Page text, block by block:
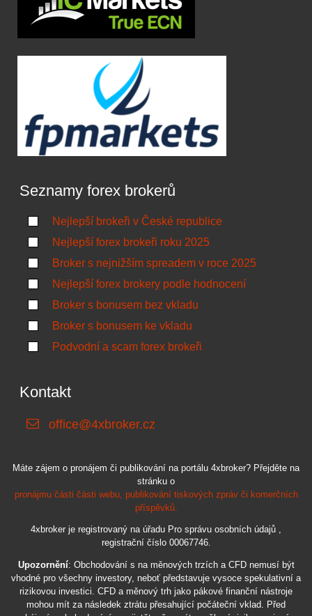
Seznamy forex brokerů
Nejlepší brokeři v České republice
Nejlepší forex brokeři roku 2025
Broker s nejnižším spreadem v roce 2025
Nejlepší forex brokery podle hodnocení
Broker s bonusem bez vkladu
Broker s bonusem ke vkladu
Podvodní a scam forex brokeři
Kontakt
office@4xbroker.cz
Máte zájem o pronájem či publikování na portálu 4xbroker? Přejděte na
stránku o
pronájmu části části webu, publikování tiskových zpráv či komerčních
příspěvků.
4xbroker je registrovaný na úřadu Pro správu osobních údajů ,
registrační číslo 00067746.
Upozornění: Obchodování s na měnových trzích a CFD nemusí být
vhodné pro všechny investory, neboť představuje vysoce spekulativní a
rizikovou investici. CFD a měnový trh jako pákové finanční nástroje
mohou mít za následek ztrátu přesahující počáteční vklad. Před